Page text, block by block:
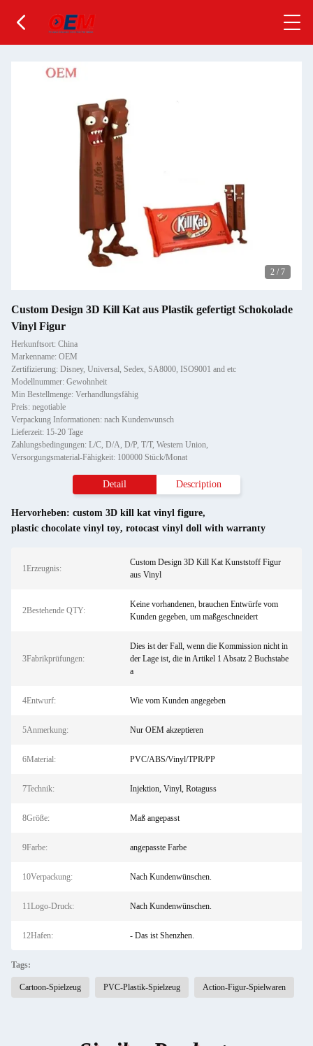
2 / 7
Custom Design 3D Kill Kat aus Plastik gefertigt Schokolade
Vinyl Figur
Herkunftsort: China
Markenname: OEM
Zertifizierung: Disney, Universal, Sedex, SA8000, ISO9001 and etc
Modellnummer: Gewohnheit
Min Bestellmenge: Verhandlungsfähig
Preis: negotiable
Verpackung Informationen: nach Kundenwunsch
Lieferzeit: 15-20 Tage
Zahlungsbedingungen: L/C, D/A, D/P, T/T, Western Union,
Versorgungsmaterial-Fähigkeit: 100000 Stück/Monat
Detail Description
Hervorheben: custom 3D kill kat vinyl figure,
plastic chocolate vinyl toy, rotocast vinyl doll with warranty
1Erzeugnis:
Custom Design 3D Kill Kat Kunststoff Figur
aus Vinyl
2Bestehende QTY:
Keine vorhandenen, brauchen Entwürfe vom
Kunden gegeben, um maßgeschneidert
3Fabrikprüfungen:
Dies ist der Fall, wenn die Kommission nicht in
der Lage ist, die in Artikel 1 Absatz 2 Buchstabe
a
4Entwurf: Wie vom Kunden angegeben
5Anmerkung: Nur OEM akzeptieren
6Material: PVC/ABS/Vinyl/TPR/PP
7Technik: Injektion, Vinyl, Rotaguss
8Größe: Maß angepasst
9Farbe: angepasste Farbe
10Verpackung: Nach Kundenwünschen.
11Logo-Druck: Nach Kundenwünschen.
12Hafen: - Das ist Shenzhen.
Tags:
Cartoon-Spielzeug PVC-Plastik-Spielzeug Action-Figur-Spielwaren